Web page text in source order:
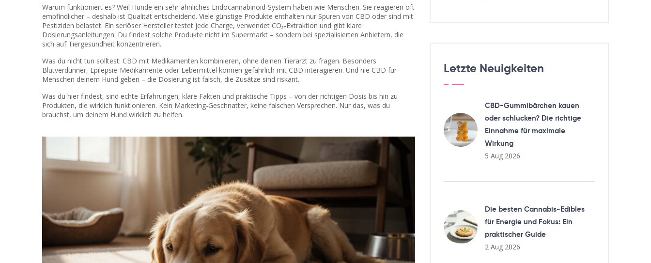
Warum funktioniert es? Weil Hunde ein sehr ähnliches Endocannabinoid-System haben wie Menschen. Sie reagieren oft
empfindlicher – deshalb ist Qualität entscheidend. Viele günstige Produkte enthalten nur Spuren von CBD oder sind mit
Pestiziden belastet. Ein seriöser Hersteller testet jede Charge, verwendet CO₂-Extraktion und gibt klare
Dosierungsanleitungen. Du findest solche Produkte nicht im Supermarkt – sondern bei spezialisierten Anbietern, die
sich auf Tiergesundheit konzentrieren.
Was du nicht tun solltest: CBD mit Medikamenten kombinieren, ohne deinen Tierarzt zu fragen. Besonders
Blutverdünner, Epilepsie-Medikamente oder Lebermittel können gefährlich mit CBD interagieren. Und nie CBD für
Menschen deinem Hund geben – die Dosierung ist falsch, die Zusätze sind riskant.
Was du hier findest, sind echte Erfahrungen, klare Fakten und praktische Tipps – von der richtigen Dosis bis hin zu
Produkten, die wirklich funktionieren. Kein Marketing-Geschnatter, keine falschen Versprechen. Nur das, was du
brauchst, um deinem Hund wirklich zu helfen.
Letzte Neuigkeiten
CBD-Gummibärchen kauen
oder schlucken? Die richtige
Einnahme für maximale
Wirkung
5 Aug 2026
Die besten Cannabis-Edibles
für Energie und Fokus: Ein
praktischer Guide
2 Aug 2026